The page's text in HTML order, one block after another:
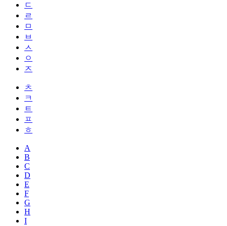
ㄷ
ㄹ
ㅁ
ㅂ
ㅅ
ㅇ
ㅈ
ㅊ
ㅋ
ㅌ
ㅍ
ㅎ
A
B
C
D
E
F
G
H
I